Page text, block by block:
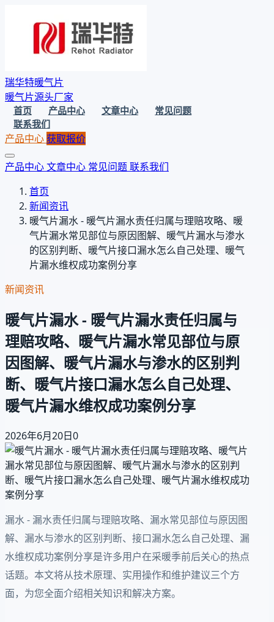
瑞华特暖气片
暖气片源头厂家
首页 产品中心 文章中心
常见问题
联系我们
产品中心获取报价
产品中心文章中心 常见问题联系我们
首页
新闻资讯
暖气片漏水 - 暖气片漏水责任归属与理赔攻略、暖
气片漏水常见部位与原因图解、暖气片漏水与渗水
的区别判断、暖气片接口漏水怎么自己处理、暖气
片漏水维权成功案例分享
新闻资讯
暖气片漏水 - 暖气片漏水责任归属与
理赔攻略、暖气片漏水常见部位与原
因图解、暖气片漏水与渗水的区别判
断、暖气片接口漏水怎么自己处理、
暖气片漏水维权成功案例分享
2026年6月20日0
漏水 - 漏水责任归属与理赔攻略、漏水常见部位与原因图
解、漏水与渗水的区别判断、接口漏水怎么自己处理、漏
水维权成功案例分享是许多用户在采暖季前后关心的热点
话题。本文将从技术原理、实用操作和维护建议三个方
面，为您全面介绍相关知识和解决方案。